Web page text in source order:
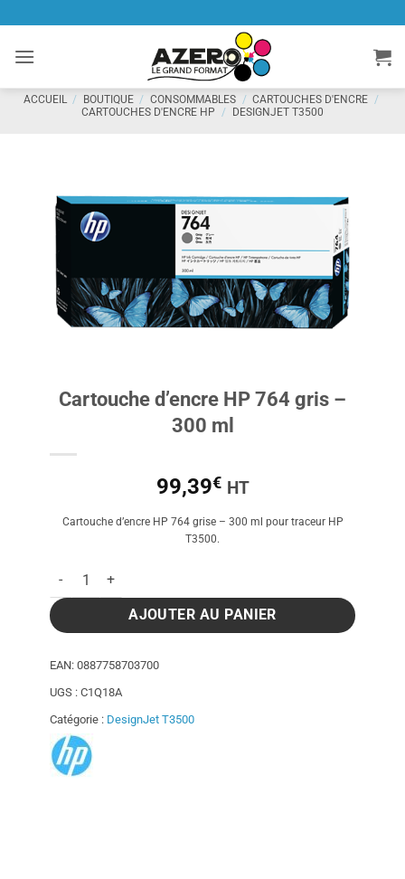
contenu
ACCUEIL / BOUTIQUE / CONSOMMABLES / CARTOUCHES D'ENCRE /
CARTOUCHES D'ENCRE HP / DESIGNJET T3500
Cartouche d’encre HP 764 gris –
300 ml
99,39€ HT
Cartouche d’encre HP 764 grise – 300 ml pour traceur HP
T3500.
quantité de Cartouche d'encre HP 764 gris - 300 ml
AJOUTER AU PANIER
EAN: 0887758703700
UGS : C1Q18A
Catégorie : DesignJet T3500